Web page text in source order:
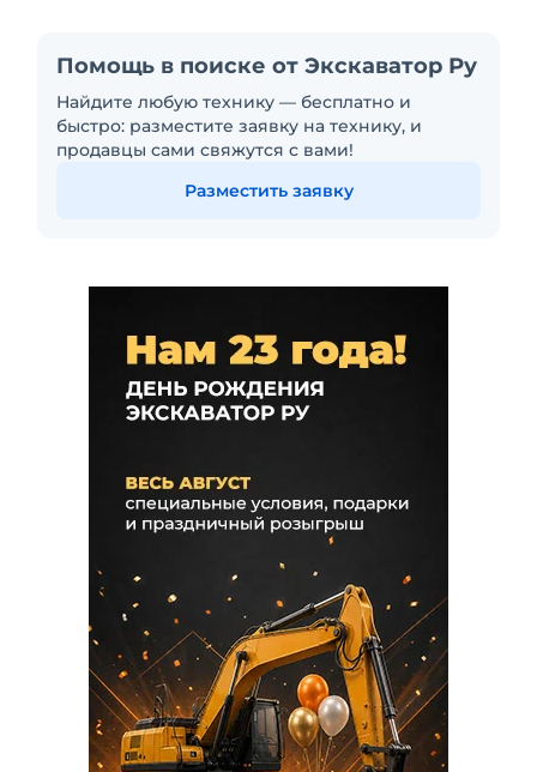
Помощь в поиске от Экскаватор Ру
Найдите любую технику — бесплатно и
быстро: разместите заявку на технику, и
продавцы сами свяжутся с вами!
Разместить заявку